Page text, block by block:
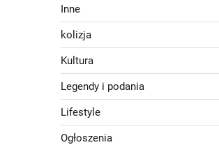
Inne
kolizja
Kultura
Legendy i podania
Lifestyle
Ogłoszenia